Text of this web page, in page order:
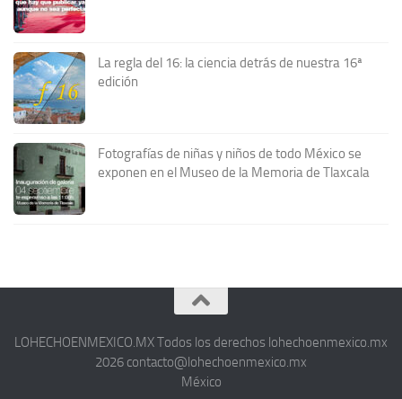
La regla del 16: la ciencia detrás de nuestra 16ª
edición
Fotografías de niñas y niños de todo México se
exponen en el Museo de la Memoria de Tlaxcala
LOHECHOENMEXICO.MX Todos los derechos lohechoenmexico.mx
2026 contacto@lohechoenmexico.mx
México